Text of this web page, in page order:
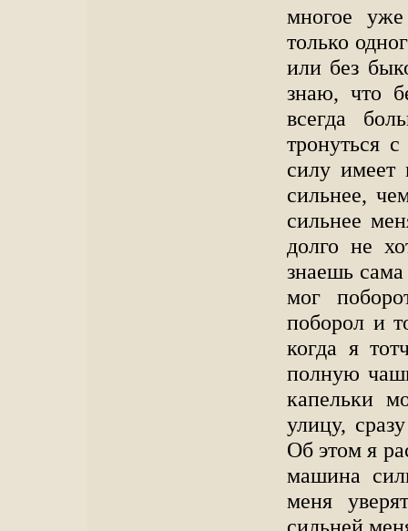
многое
только
или без
знаю, что
всегда
тронуться
силу
сильнее,
сильнее
долго не
знаешь
мог
поборол и
когда я
полную
капельки
улицу,
Об этом я
машина
меня